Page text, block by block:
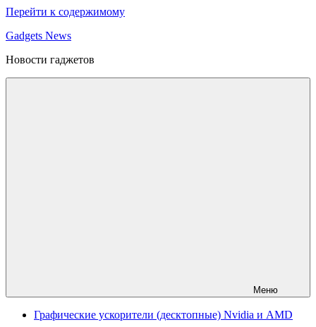
Перейти к содержимому
Gadgets News
Новости гаджетов
Меню
Графические ускорители (десктопные) Nvidia и AMD